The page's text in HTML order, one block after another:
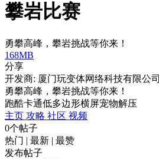
攀岩比赛
勇攀高峰，攀岩挑战等你来！
168MB
分享
开发商: 厦门玩变体网络科技有限公司
勇攀高峰，攀岩挑战等你来！
跑酷卡通低多边形横屏宠物解压
主页 攻略 社区 视频
0个帖子
热门 | 最新 | 最赞
发布帖子